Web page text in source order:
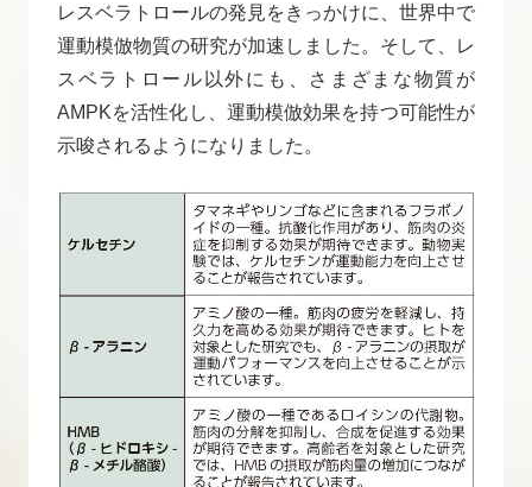
レスベラトロールの発見をきっかけに、世界中で
運動模倣物質の研究が加速しました。そして、レ
スベラトロール以外にも、さまざまな物質が
AMPKを活性化し、運動模倣効果を持つ可能性が
示唆されるようになりました。